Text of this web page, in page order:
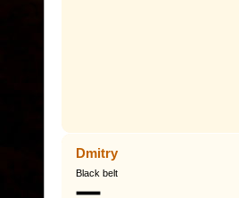
Dmitry
Black belt